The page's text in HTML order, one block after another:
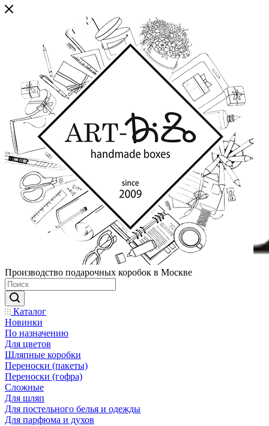
Производство подарочных коробок в Москве
Каталог
Новинки
По назначению
Для цветов
Шляпные коробки
Переноски (пакеты)
Переноски (гофра)
Сложные
Для шляп
Для постельного белья и одежды
Для парфюма и духов